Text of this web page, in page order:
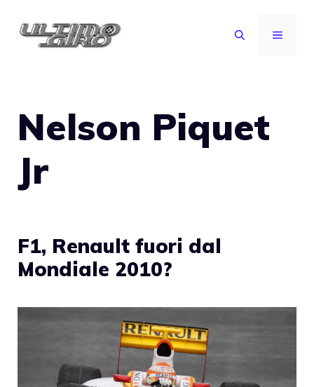
MENU
Nelson Piquet
Jr
F1, Renault fuori dal
Mondiale 2010?